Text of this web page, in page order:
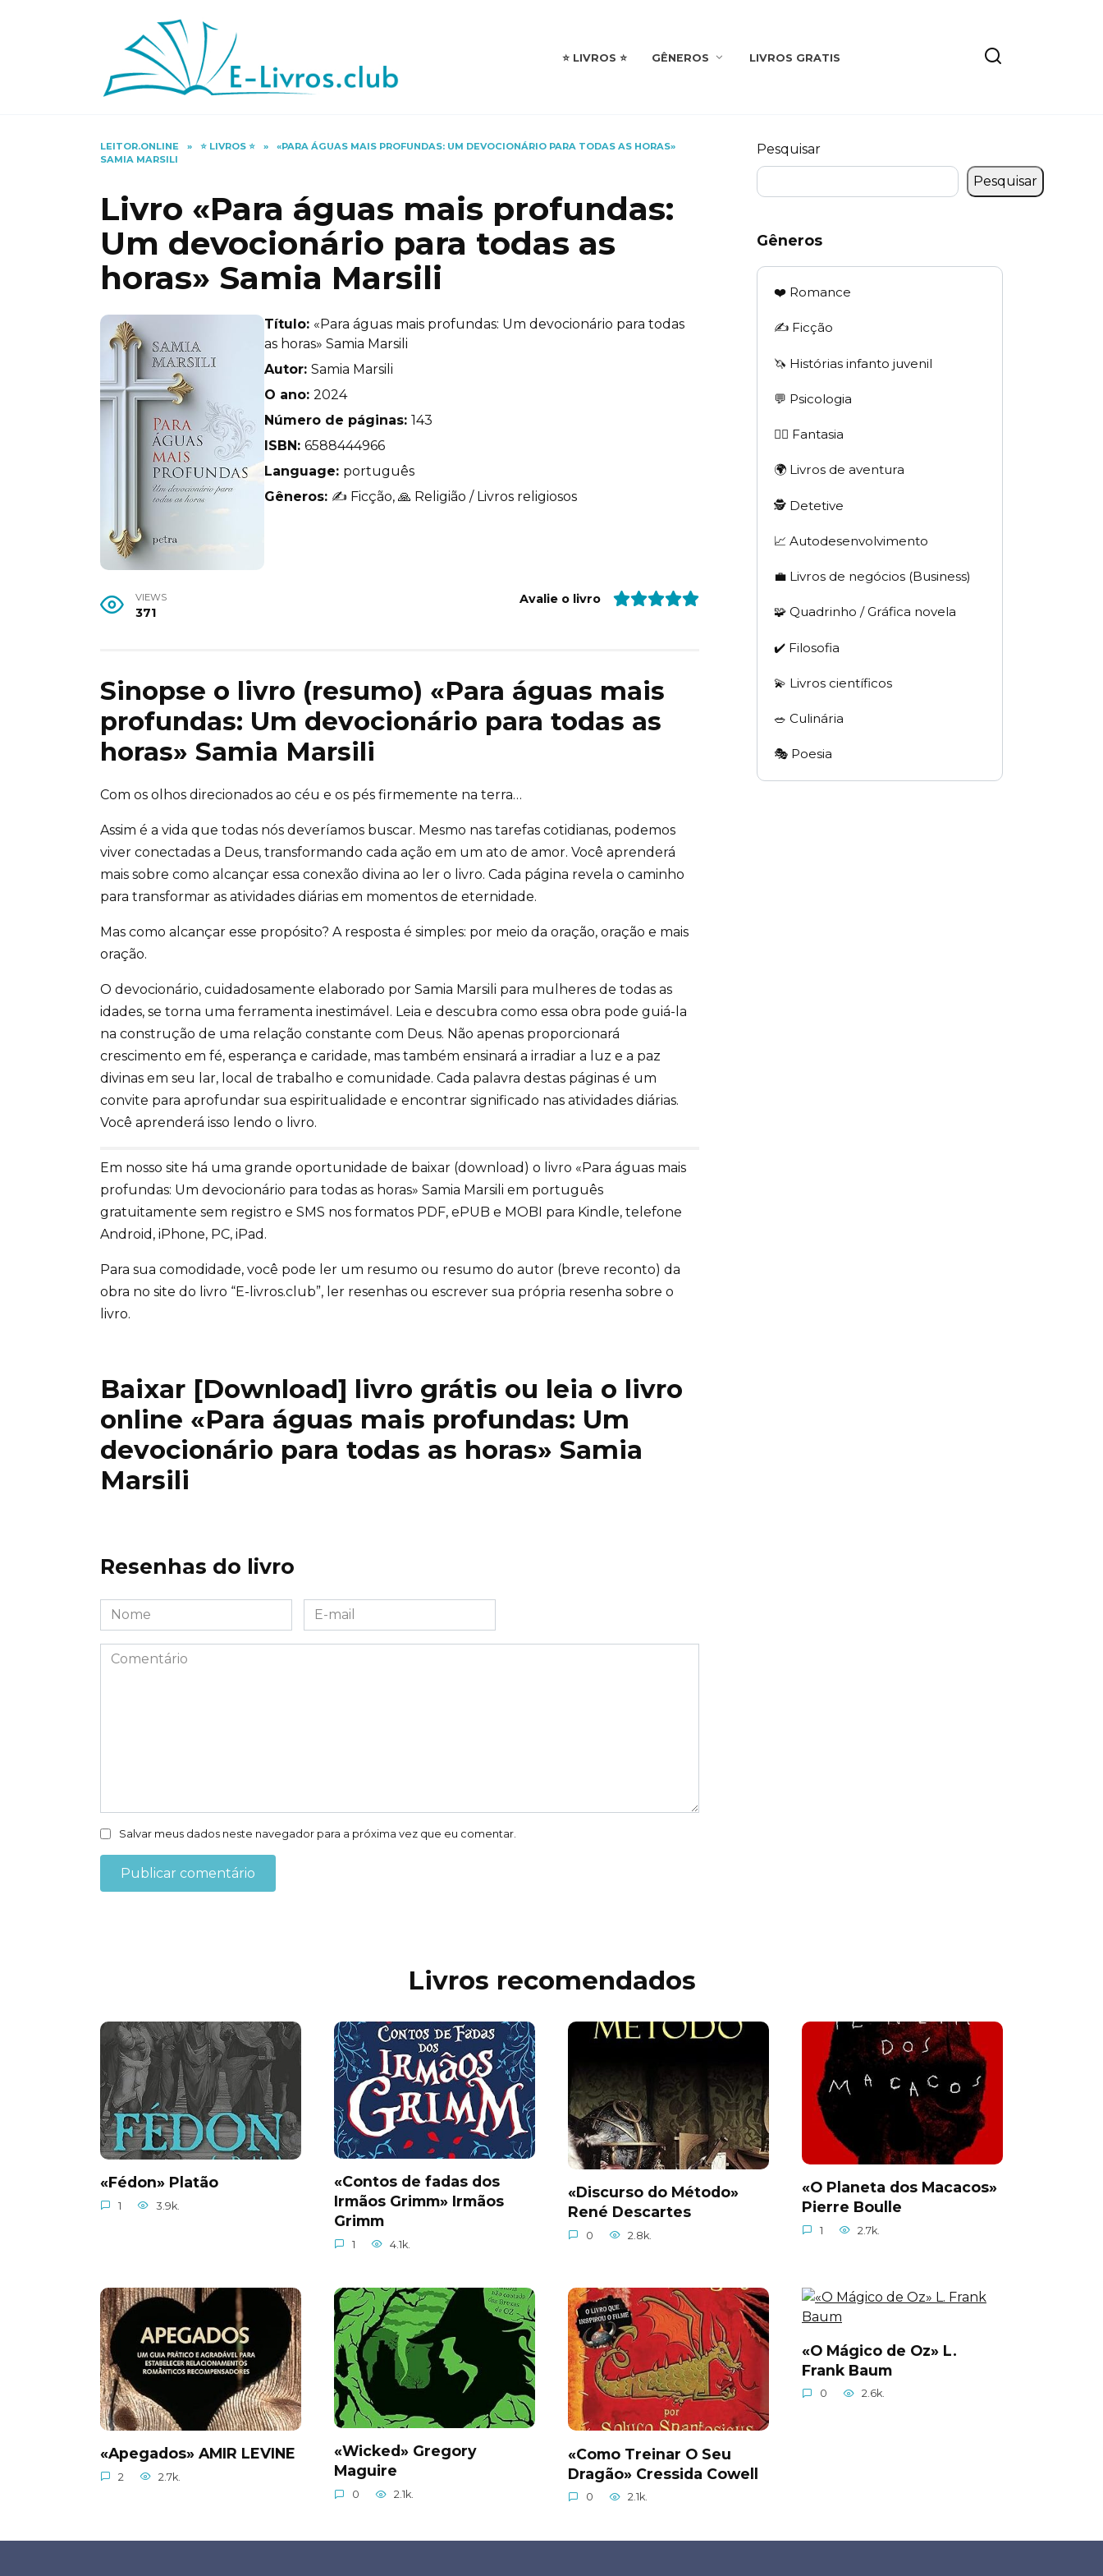
⭐️ LIVROS ⭐️ GÊNEROS LIVROS GRATIS
LEITOR.ONLINE » ⭐️ LIVROS ⭐️ »
«PARA ÁGUAS MAIS PROFUNDAS: UM DEVOCIONÁRIO PARA TODAS AS HORAS»
SAMIA MARSILI
Livro «Para águas mais profundas:
Um devocionário para todas as
horas» Samia Marsili
Título: «Para águas mais profundas: Um devocionário para todas
as horas» Samia Marsili
Autor: Samia Marsili
O ano: 2024
Número de páginas: 143
ISBN: 6588444966
Language: português
Gêneros: ✍️ Ficção, 🙏 Religião / Livros religiosos
VIEWS
371
Avalie o livro
Sinopse o livro (resumo) «Para águas mais
profundas: Um devocionário para todas as
horas» Samia Marsili
Com os olhos direcionados ao céu e os pés firmemente na terra…
Assim é a vida que todas nós deveríamos buscar. Mesmo nas tarefas cotidianas, podemos
viver conectadas a Deus, transformando cada ação em um ato de amor. Você aprenderá
mais sobre como alcançar essa conexão divina ao ler o livro. Cada página revela o caminho
para transformar as atividades diárias em momentos de eternidade.
Mas como alcançar esse propósito? A resposta é simples: por meio da oração, oração e mais
oração.
O devocionário, cuidadosamente elaborado por Samia Marsili para mulheres de todas as
idades, se torna uma ferramenta inestimável. Leia e descubra como essa obra pode guiá-la
na construção de uma relação constante com Deus. Não apenas proporcionará
crescimento em fé, esperança e caridade, mas também ensinará a irradiar a luz e a paz
divinas em seu lar, local de trabalho e comunidade. Cada palavra destas páginas é um
convite para aprofundar sua espiritualidade e encontrar significado nas atividades diárias.
Você aprenderá isso lendo o livro.
Em nosso site há uma grande oportunidade de baixar (download) o livro «Para águas mais
profundas: Um devocionário para todas as horas» Samia Marsili em português
gratuitamente sem registro e SMS nos formatos PDF, ePUB e MOBI para Kindle, telefone
Android, iPhone, PC, iPad.
Para sua comodidade, você pode ler um resumo ou resumo do autor (breve reconto) da
obra no site do livro “E-livros.club”, ler resenhas ou escrever sua própria resenha sobre o
livro.
Baixar [Download] livro grátis ou leia o livro
online «Para águas mais profundas: Um
devocionário para todas as horas» Samia
Marsili
Resenhas do livro
Nome
*
E-
mail
*
Comentário
Salvar meus dados neste navegador para a próxima vez que eu comentar.
Pesquisar
Pesquisar
Gêneros
❤️ Romance
✍️ Ficção
🦄 Histórias infanto juvenil
💬 Psicologia
🧙‍♂️ Fantasia
🌍 Livros de aventura
🕵 Detetive
📈 Autodesenvolvimento
💼 Livros de negócios (Business)
🧩 Quadrinho / Gráfica novela
✔️ Filosofia
💫 Livros científicos
🥗 Culinária
🎭 Poesia
Livros recomendados
«Fédon» Platão
1 3.9k.
«Contos de fadas dos
Irmãos Grimm» Irmãos
Grimm
1 4.1k.
«Discurso do Método»
René Descartes
0 2.8k.
«O Planeta dos Macacos»
Pierre Boulle
1 2.7k.
«Apegados» AMIR LEVINE
2 2.7k.
«Wicked» Gregory
Maguire
0 2.1k.
«Como Treinar O Seu
Dragão» Cressida Cowell
0 2.1k.
«O Mágico de Oz» L.
Frank Baum
0 2.6k.